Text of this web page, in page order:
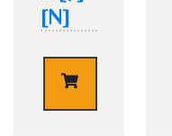
[N]
8,50